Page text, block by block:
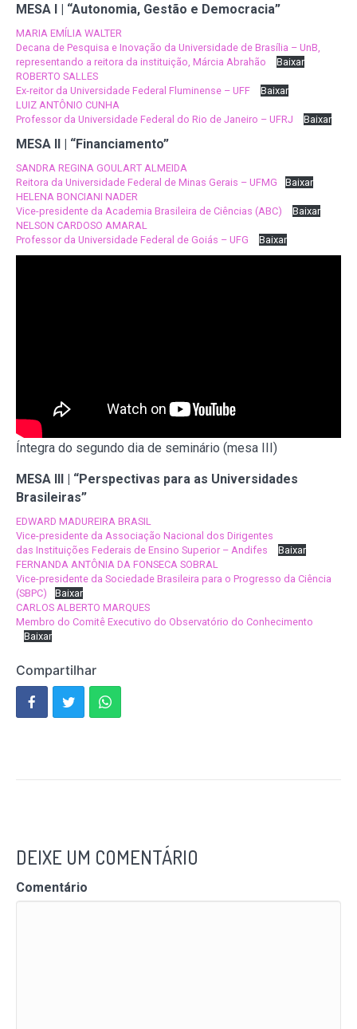
MESA I | “Autonomia, Gestão e Democracia”
MARIA EMÍLIA WALTER
Decana de Pesquisa e Inovação da Universidade de Brasília – UnB,
representando a reitora da instituição, Márcia Abrahão
Baixar
ROBERTO SALLES
Ex-reitor da Universidade Federal Fluminense – UFF
Baixar
LUIZ ANTÔNIO CUNHA
Professor da Universidade Federal do Rio de Janeiro – UFRJ
Baixar
MESA II | “Financiamento”
SANDRA REGINA GOULART ALMEIDA
Reitora da Universidade Federal de Minas Gerais – UFMG
Baixar
HELENA BONCIANI NADER
Vice-presidente da Academia Brasileira de Ciências (ABC)
Baixar
NELSON CARDOSO AMARAL
Professor da Universidade Federal de Goiás – UFG
Baixar
Íntegra do segundo dia de seminário (mesa III)
MESA III | “Perspectivas para as Universidades
Brasileiras”
EDWARD MADUREIRA BRASIL
Vice-presidente da Associação Nacional dos Dirigentes
das Instituições Federais de Ensino Superior – Andifes
Baixar
FERNANDA ANTÔNIA DA FONSECA SOBRAL
Vice-presidente da Sociedade Brasileira para o Progresso da Ciência
(SBPC)
Baixar
CARLOS ALBERTO MARQUES
Membro do Comitê Executivo do Observatório do Conhecimento
Baixar
Compartilhar
DEIXE UM COMENTÁRIO
Comentário